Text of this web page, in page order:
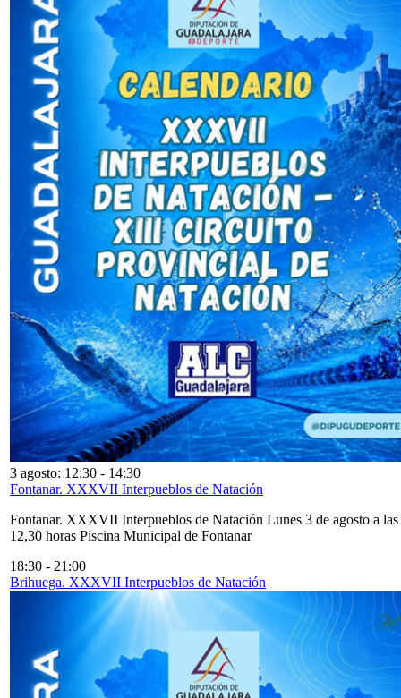
3 agosto: 12:30 - 14:30
Fontanar. XXXVII Interpueblos de Natación
Fontanar. XXXVII Interpueblos de Natación Lunes 3 de agosto a las
12,30 horas Piscina Municipal de Fontanar
18:30 - 21:00
Brihuega. XXXVII Interpueblos de Natación